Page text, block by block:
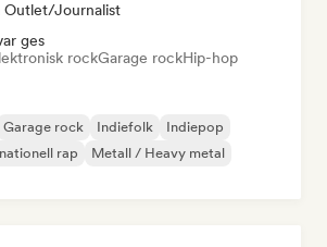
Outlet/Journalist
ges
rockGarage rockHip-hop
Garage rock Indiefolk
Indiepop
rap
Metall / Heavy metal